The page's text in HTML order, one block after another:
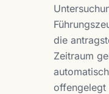
die
Zeitraum
offengelegt